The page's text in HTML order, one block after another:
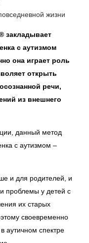
жизни
закладывает
с аутизмом
она играет роль
открыть
речи,
из внешнего
данный метод
с аутизмом –
и для родителей, и
проблемы у детей с
их старых
своевременно
аутичном спектре